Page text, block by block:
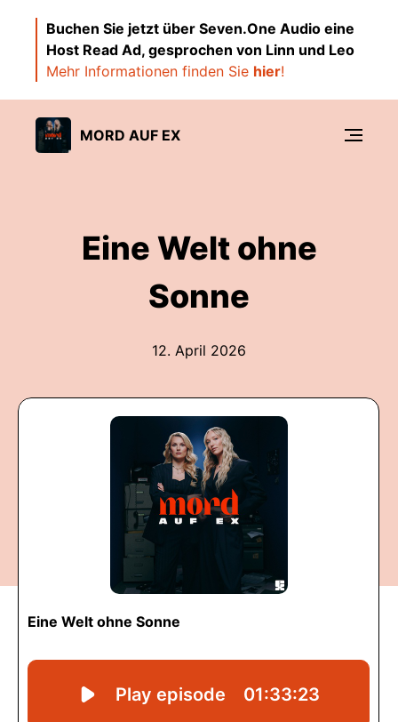
Buchen Sie jetzt über Seven.One Audio eine
Host Read Ad, gesprochen von Linn und Leo
Mehr Informationen finden Sie hier!
MORD AUF EX
Eine Welt ohne
Sonne
12. April 2026